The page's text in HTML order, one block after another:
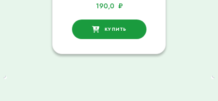
190,0 ₽
КУПИТЬ